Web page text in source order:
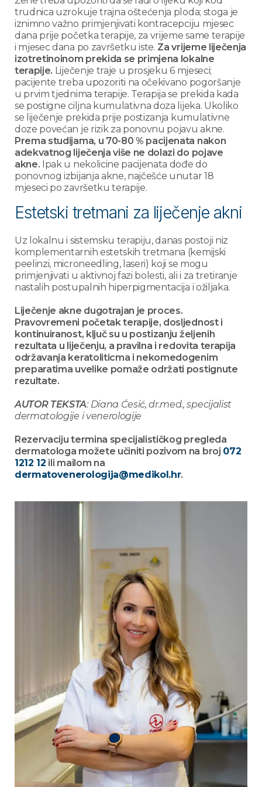
trudnica uzrokuje trajna oštećenja ploda; stoga je
iznimno važno primjenjivati kontracepciju mjesec
dana prije početka terapije, za vrijeme same terapije
i mjesec dana po završetku iste. Za vrijeme liječenja
izotretinoinom prekida se primjena lokalne
terapije. Liječenje traje u prosjeku 6 mjeseci;
pacijente treba upozoriti na očekivano pogoršanje
u prvim tjednima terapije. Terapija se prekida kada
se postigne ciljna kumulativna doza lijeka. Ukoliko
se liječenje prekida prije postizanja kumulativne
doze povećan je rizik za ponovnu pojavu akne.
Prema studijama, u 70-80 % pacijenata nakon
adekvatnog liječenja više ne dolazi do pojave
akne. Ipak u nekolicine pacijenata dođe do
ponovnog izbijanja akne, najčešće unutar 18
mjeseci po završetku terapije.
Estetski tretmani za liječenje akni
Uz lokalnu i sistemsku terapiju, danas postoji niz
komplementarnih estetskih tretmana (kemijski
peelinzi, microneedling, laseri) koji se mogu
primjenjivati u aktivnoj fazi bolesti, ali i za tretiranje
nastalih postupalnih hiperpigmentacija i ožiljaka.
Liječenje akne dugotrajan je proces.
Pravovremeni početak terapije, dosljednost i
kontinuiranost, ključ su u postizanju željenih
rezultata u liječenju, a pravilna i redovita terapija
održavanja keratoliticma i nekomedogenim
preparatima uvelike pomaže održati postignute
rezultate.
AUTOR TEKSTA: Diana Ćesić, dr.med., specijalist
dermatologije i venerologije
Rezervaciju termina specijalističkog pregleda
dermatologa možete učiniti pozivom na broj 072
1212 12 ili mailom na
dermatovenerologija@medikol.hr.